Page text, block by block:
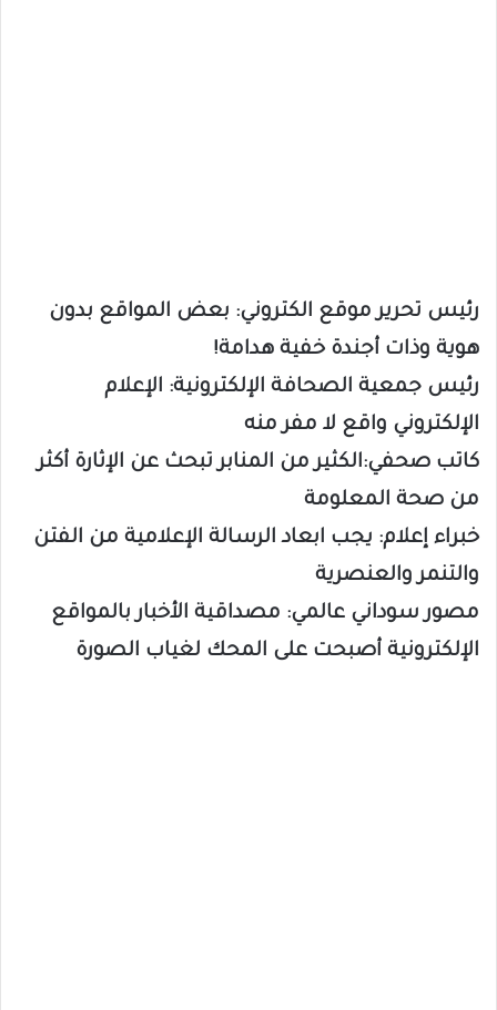
رئيس تحرير موقع الكتروني: بعض المواقع بدون
هوية وذات أجندة خفية هدامة!
رئيس جمعية الصحافة الإلكترونية: الإعلام
الإلكتروني واقع لا مفر منه
كاتب صحفي:الكثير من المنابر تبحث عن الإثارة أكثر
من صحة المعلومة
خبراء إعلام: يجب ابعاد الرسالة الإعلامية من الفتن
والتنمر والعنصرية
مصور سوداني عالمي: مصداقية الأخبار بالمواقع
الإلكترونية أصبحت على المحك لغياب الصورة